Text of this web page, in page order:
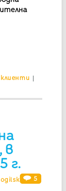
|
в
г.
5